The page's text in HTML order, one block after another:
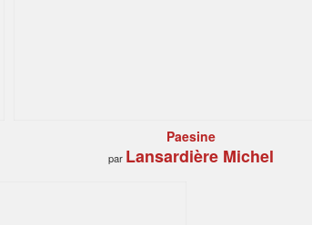
Paesine
par Lansardière Michel